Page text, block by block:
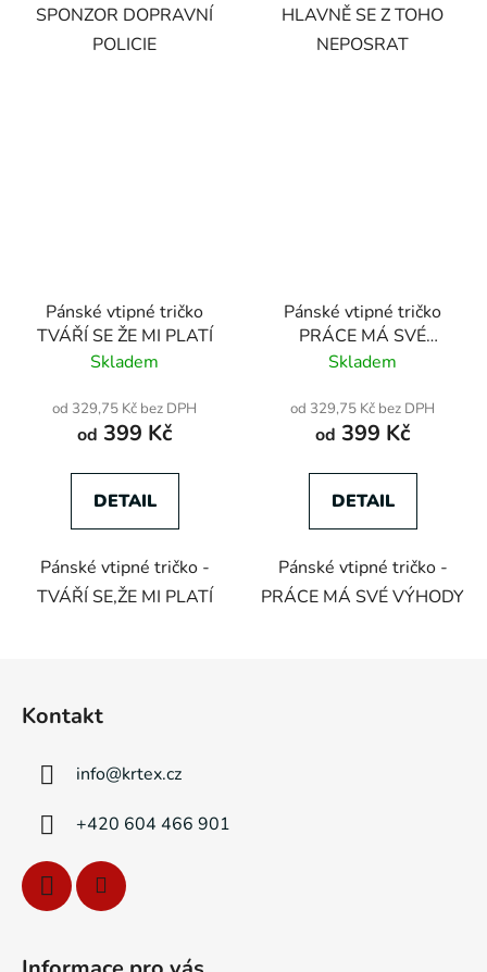
SPONZOR DOPRAVNÍ
POLICIE
HLAVNĚ SE Z TOHO
NEPOSRAT
Pánské vtipné tričko
TVÁŘÍ SE ŽE MI PLATÍ
Skladem
od 329,75 Kč bez DPH
od 399 Kč
DETAIL
Pánské vtipné tričko -
TVÁŘÍ SE,ŽE MI PLATÍ
Pánské vtipné tričko
PRÁCE MÁ SVÉ
VÝHODY
Skladem
od 329,75 Kč bez DPH
od 399 Kč
DETAIL
Pánské vtipné tričko -
PRÁCE MÁ SVÉ VÝHODY
Kontakt
info@krtex.cz
+420 604 466 901